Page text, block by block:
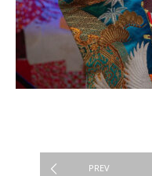
PREV
Portrait Experiences